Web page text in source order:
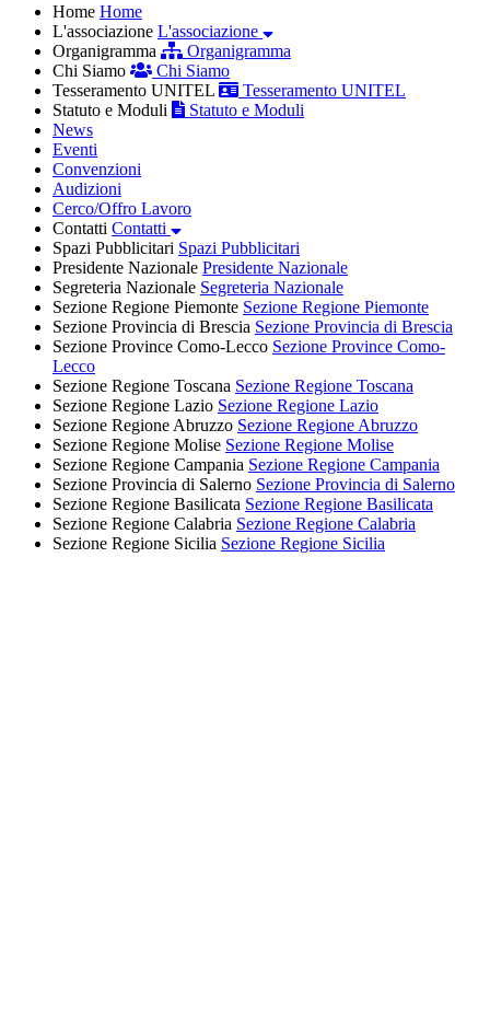
Home Home
L'associazione L'associazione
Organigramma
Organigramma
Chi Siamo
Chi Siamo
Tesseramento UNITEL
Tesseramento UNITEL
Statuto e Moduli
Statuto e Moduli
News
Eventi
Convenzioni
Audizioni
Cerco/Offro Lavoro
Contatti Contatti
Spazi Pubblicitari Spazi Pubblicitari
Presidente Nazionale Presidente Nazionale
Segreteria Nazionale Segreteria Nazionale
Sezione Regione Piemonte Sezione Regione Piemonte
Sezione Provincia di Brescia Sezione Provincia di Brescia
Sezione Province Como-Lecco Sezione Province Como-
Lecco
Sezione Regione Toscana Sezione Regione Toscana
Sezione Regione Lazio Sezione Regione Lazio
Sezione Regione Abruzzo Sezione Regione Abruzzo
Sezione Regione Molise Sezione Regione Molise
Sezione Regione Campania Sezione Regione Campania
Sezione Provincia di Salerno Sezione Provincia di Salerno
Sezione Regione Basilicata Sezione Regione Basilicata
Sezione Regione Calabria Sezione Regione Calabria
Sezione Regione Sicilia Sezione Regione Sicilia